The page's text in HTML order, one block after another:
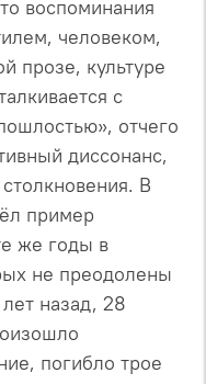
воспоминания
человеком,
прозе, культуре
с
отчего
диссонанс,
В
пример
же годы в
не преодолены
назад, 28
погибло трое